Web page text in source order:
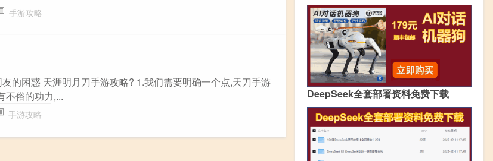
手游攻略
的困惑 天涯明月刀手游攻略? 1.我们需要明确一个点,天刀手游
不俗的功力,...
手游攻略
DeepSeek全套部署资料免费下载